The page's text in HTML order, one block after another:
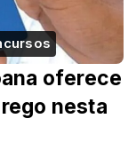
oferece
nesta